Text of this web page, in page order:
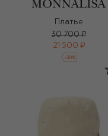
Платье
30 700 ₽
21 500 ₽
-30%